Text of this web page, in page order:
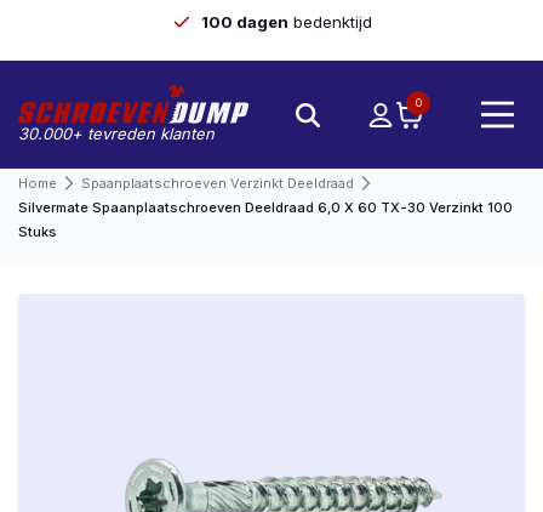
100 dagen bedenktijd
30.000+ tevreden klanten
0
Home
Spaanplaatschroeven Verzinkt Deeldraad
Silvermate Spaanplaatschroeven Deeldraad 6,0 X 60 TX-30 Verzinkt 100
Stuks